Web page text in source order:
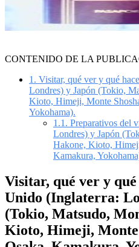
CONTENIDO DE LA
1. Visitar, qué ver y qué
Londres) y Japón (Tokio,
Kioto, Himeji, Monte
Yokohama).
1.1. Preparativos del
Londres) y Japón
Hakone, Kioto,
Kamakura,
Visitar, qué ver y
Unido (Inglaterra:
(Tokio, Matsudo,
Kioto, Himeji, Monte